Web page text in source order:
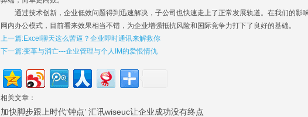
通过技术创新，企业低效问题得到迅速解决，子公司也快速走上了正常发展轨道。在我们的影
网内办公模式，目前看来效果相当不错，为企业增强抵抗风险和国际竞争力打下了良好的基础。
上一篇:Excel聊天这么苦逼？企业即时通讯来解救你
下一篇:变革与消亡---企业管理与个人IM的爱恨情仇
相关文章：
加快脚步跟上时代‘钟点’ 汇讯wiseuc让企业成功没有终点